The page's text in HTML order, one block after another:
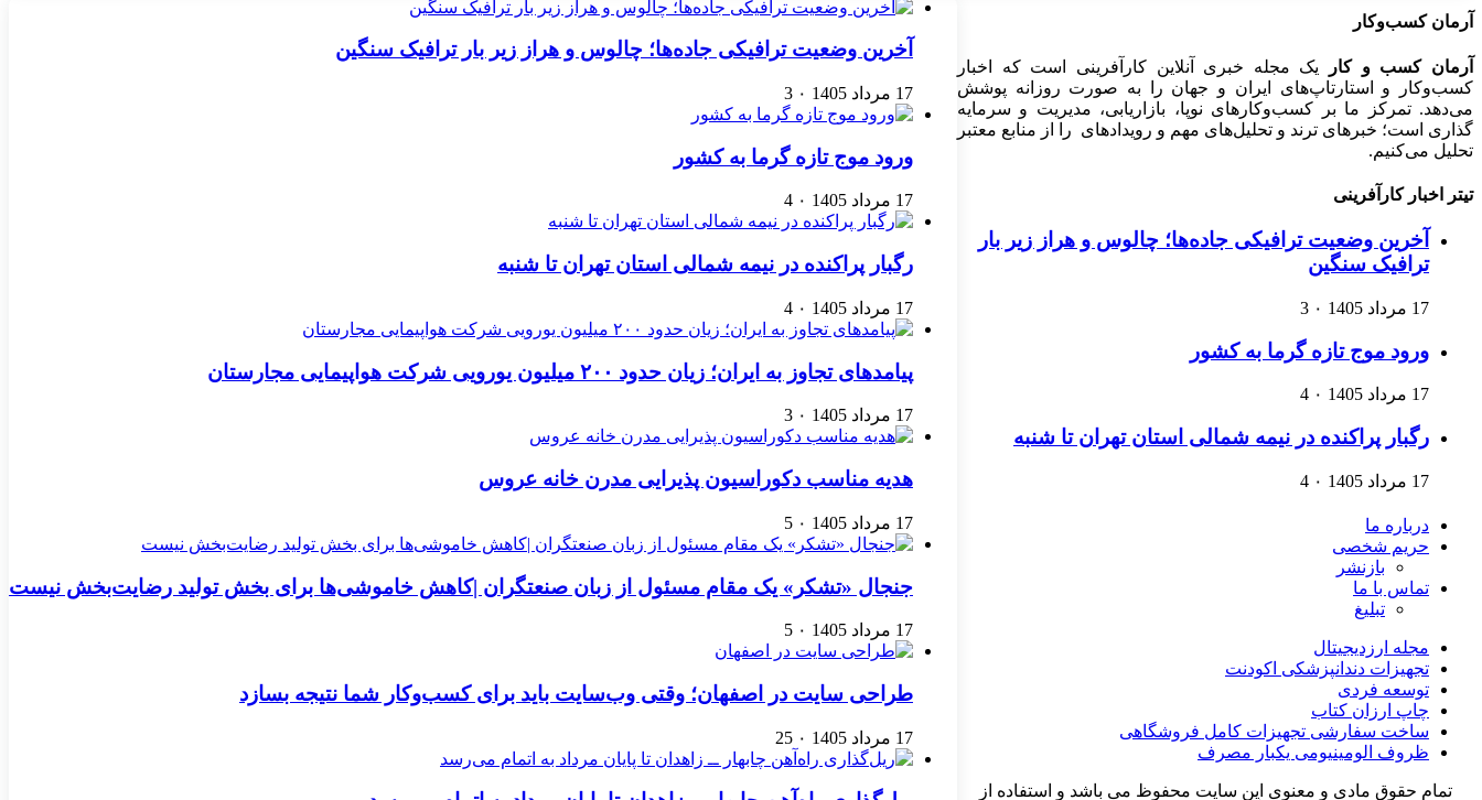
آخرین وضعیت ترافیکی جاده‌ها؛ چالوس و هراز زیر بار ترافیک سنگین
17 مرداد 1405 ۰ 3
ورود موج تازه گرما به کشور
17 مرداد 1405 ۰ 4
رگبار پراکنده در نیمه شمالی استان تهران تا شنبه
17 مرداد 1405 ۰ 4
پیامدهای تجاوز به ایران؛ زیان حدود ۲۰۰ میلیون یورویی شرکت هواپیمایی مجارستان
17 مرداد 1405 ۰ 3
هدیه مناسب دکوراسیون پذیرایی مدرن خانه عروس
17 مرداد 1405 ۰ 5
جنجال «تشکر» یک مقام مسئول از زبان صنعتگران |کاهش خاموشی‌ها برای بخش تولید رضایت‌بخش نیست
17 مرداد 1405 ۰ 5
طراحی سایت در اصفهان؛ وقتی وب‌سایت باید برای کسب‌وکار شما نتیجه بسازد
17 مرداد 1405 ۰ 25
آرمان کسب‌وکار
آرمان کسب و کار
یک مجله خبری آنلاین کارآفرینی است که اخبار
کسب‌وکار و استارتاپ‌های ایران و جهان را به صورت روزانه پوشش
می‌دهد. تمرکز ما بر کسب‌وکارهای نوپا، بازاریابی، مدیریت و سرمایه
گذاری است؛ خبرهای ترند و تحلیل‌های مهم و رویدادهای را از منابع معتبر
تحلیل می‌کنیم.
تیتر اخبار کارآفرینی
آخرین وضعیت ترافیکی جاده‌ها؛ چالوس و هراز زیر بار
ترافیک سنگین
17 مرداد 1405 ۰ 3
ورود موج تازه گرما به کشور
17 مرداد 1405 ۰ 4
رگبار پراکنده در نیمه شمالی استان تهران تا شنبه
17 مرداد 1405 ۰ 4
درباره ما
حریم شخصی
بازنشر
تماس با ما
تبلیغ
مجله ارزدیجیتال
تجهیزات دندانپزشکی اکودنت
توسعه فردی
چاپ ارزان کتاب
ساخت سفارشی تجهیزات کامل فروشگاهی
ظروف الومینیومی یکبار مصرف
تمام حقوق مادی و معنوی این سایت محفوظ می باشد و استفاده از